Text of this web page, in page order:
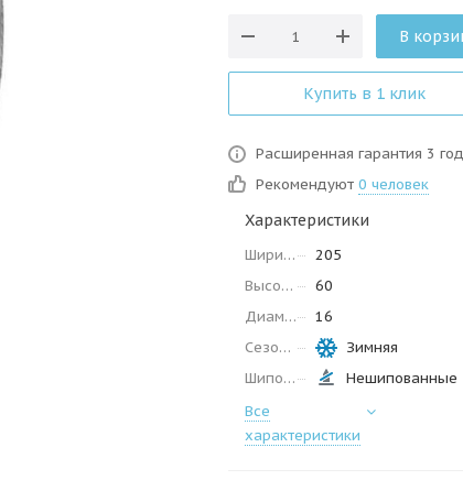
В
Купить в 1 клик
Расширенная гарантия 3
Рекомендуют 0 человек
Характеристики
Ширина
205
Высота
60
Диаметр
16
Сезон
Зимняя
Шипованные
Нешипованные
Все
характеристики